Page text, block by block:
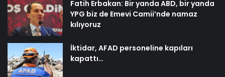
Fatih Erbakan: Bir yanda ABD, bir yanda
YPG biz de Emevi Camii’nde namaz
kılıyoruz
İktidar, AFAD personeline kapıları
kapattı…